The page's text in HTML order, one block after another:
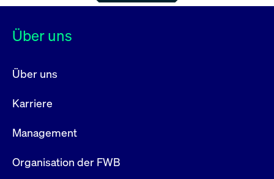
Über uns
Über uns
Karriere
Management
Organisation der FWB